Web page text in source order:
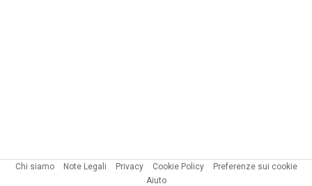
Chi siamo Note Legali Privacy Cookie Policy
Preferenze sui cookie
Aiuto